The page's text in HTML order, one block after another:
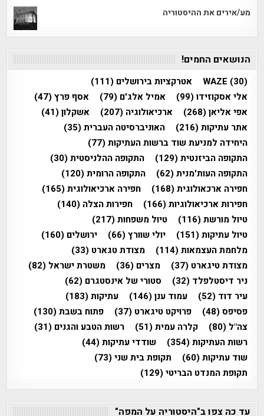
מע/אירים את ההיסטוריה
הנושאים החמים!
WAZE (30) אטרקציות בירושלים (111)
אלי אסקוזידו(99) אמיל אלג'ם (79) אסף פרץ(47)
אפי אליאן(268) ארכיאולוגיה (207) אשקלון(41)
אתר עתיקות(216) האוניברסיטה העברית(35)
היחידה למניעת שוד ברשות העתיקות(77)
התקופה הביזנטית(129) התקופה ההלניסטית(30)
התקופה העות'מנית(62) התקופה הרומית(120)
חפירה ארכאולוגית(168) חפירה ארכיאולוגית(165)
חפירות ארכיאולוגיות(166) חפירות הצלה (140)
טיול מורשת(116) טיול משפחות(217)
טיול עתיקות(151) יולי שוורץ(66) ירושלים (160)
מלחמת העצמאות(114) מצודת טגארט (33)
מצודת טיגארט (37) מצרים (36) משטרת ישראל (82)
ניר דיסטלפלד (32) סטורי של אינסטגרם (62)
עיר דוד (52) עמוד ענן(146) עתיקות(183)
פסיפס(48) פרויקט טיגארט (37) פתוח בשבת(130)
צה"ל (80) קלרה עמית(51) רשות הטבע והגנים (31)
רשות העתיקות(354) שודדי עתיקות(44)
שוד עתיקות(60) תקופת בית שני(73)
תקופת המנדט הבריטי(129)
עד כה צפו ב"היסטוריה על המפה"